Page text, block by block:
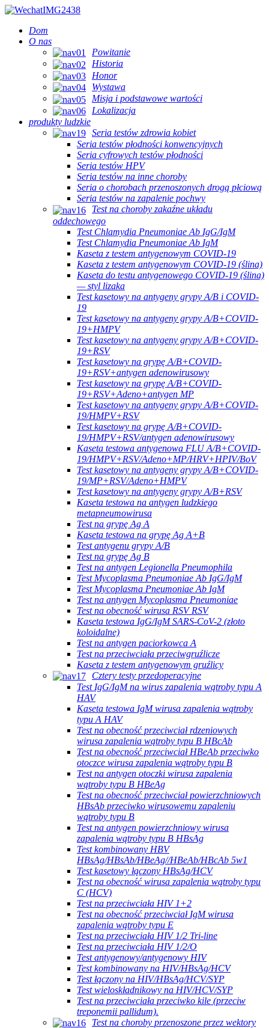
Dom
O nas
Powitanie
Historia
Honor
Wystawa
Misja i podstawowe wartości
Lokalizacja
produkty ludzkie
Seria testów zdrowia kobiet
Seria testów płodności konwencyjnych
Seria cyfrowych testów płodności
Seria testów HPV
Seria testów na inne choroby
Seria o chorobach przenoszonych drogą płciową
Seria testów na zapalenie pochwy
Test na choroby zakaźne układu
oddechowego
Test Chlamydia Pneumoniae Ab IgG/IgM
Test Chlamydia Pneumoniae Ab IgM
Kaseta z testem antygenowym COVID-19
Kaseta z testem antygenowym COVID-19 (ślina)
Kaseta do testu antygenowego COVID-19 (ślina)
— styl lizaka
Test kasetowy na antygeny grypy A/B i COVID-
19
Test kasetowy na antygeny grypy A/B+COVID-
19+HMPV
Test kasetowy na antygeny grypy A/B+COVID-
19+RSV
Test kasetowy na grypę A/B+COVID-
19+RSV+antygen adenowirusowy
Test kasetowy na grypę A/B+COVID-
19+RSV+Adeno+antygen MP
Test kasetowy na antygeny grypy A/B+COVID-
19/HMPV+RSV
Test kasetowy na grypę A/B+COVID-
19/HMPV+RSV/antygen adenowirusowy
Kaseta testowa antygenowa FLU A/B+COVID-
19/HMPV+RSV/Adeno+MP/HRV+HPIV/BoV
Test kasetowy na antygeny grypy A/B+COVID-
19/MP+RSV/Adeno+HMPV
Test kasetowy na antygeny grypy A/B+RSV
Kaseta testowa na antygen ludzkiego
metapneumowirusa
Test na grypę Ag A
Kaseta testowa na grypę Ag A+B
Test antygenu grypy A/B
Test na grypę Ag B
Test na antygen Legionella Pneumophila
Test Mycoplasma Pneumoniae Ab IgG/IgM
Test Mycoplasma Pneumoniae Ab IgM
Test na antygen Mycoplasma Pneumoniae
Test na obecność wirusa RSV RSV
Kaseta testowa IgG/IgM SARS-CoV-2 (złoto
koloidalne)
Test na antygen paciorkowca A
Test na przeciwciała przeciwgruźlicze
Kaseta z testem antygenowym gruźlicy
Cztery testy przedoperacyjne
Test IgG/IgM na wirus zapalenia wątroby typu A
HAV
Kaseta testowa IgM wirusa zapalenia wątroby
typu A HAV
Test na obecność przeciwciał rdzeniowych
wirusa zapalenia wątroby typu B HBcAb
Test na obecność przeciwciał HBeAb przeciwko
otoczce wirusa zapalenia wątroby typu B
Test na antygen otoczki wirusa zapalenia
wątroby typu B HBeAg
Test na obecność przeciwciał powierzchniowych
HBsAb przeciwko wirusowemu zapaleniu
wątroby typu B
Test na antygen powierzchniowy wirusa
zapalenia wątroby typu B HBsAg
Test kombinowany HBV
HBsAg/HBsAb/HBeAg//HBeAb/HBcAb 5w1
Test kasetowy łączony HBsAg/HCV
Test na obecność wirusa zapalenia wątroby typu
C (HCV)
Test na przeciwciała HIV 1+2
Test na obecność przeciwciał IgM wirusa
zapalenia wątroby typu E
Test na przeciwciała HIV 1/2 Tri-line
Test na przeciwciała HIV 1/2/O
Test antygenowy/antygenowy HIV
Test kombinowany na HIV/HBsAg/HCV
Test łączony na HIV/HBsAg/HCV/SYP
Test wieloskładnikowy na HIV/HCV/SYP
Test na przeciwciała przeciwko kile (przeciw
treponemii pallidum).
Test na choroby przenoszone przez wektory